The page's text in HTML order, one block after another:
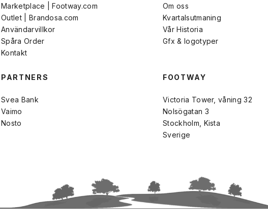
Marketplace | Footway.com
Outlet | Brandosa.com
Användarvillkor
Spåra Order
Kontakt
Om oss
Kvartalsutmaning
Vår Historia
Gfx & logotyper
PARTNERS
Svea Bank
Vaimo
Nosto
FOOTWAY
Victoria Tower, våning 32
Nolsögatan 3
Stockholm, Kista
Sverige